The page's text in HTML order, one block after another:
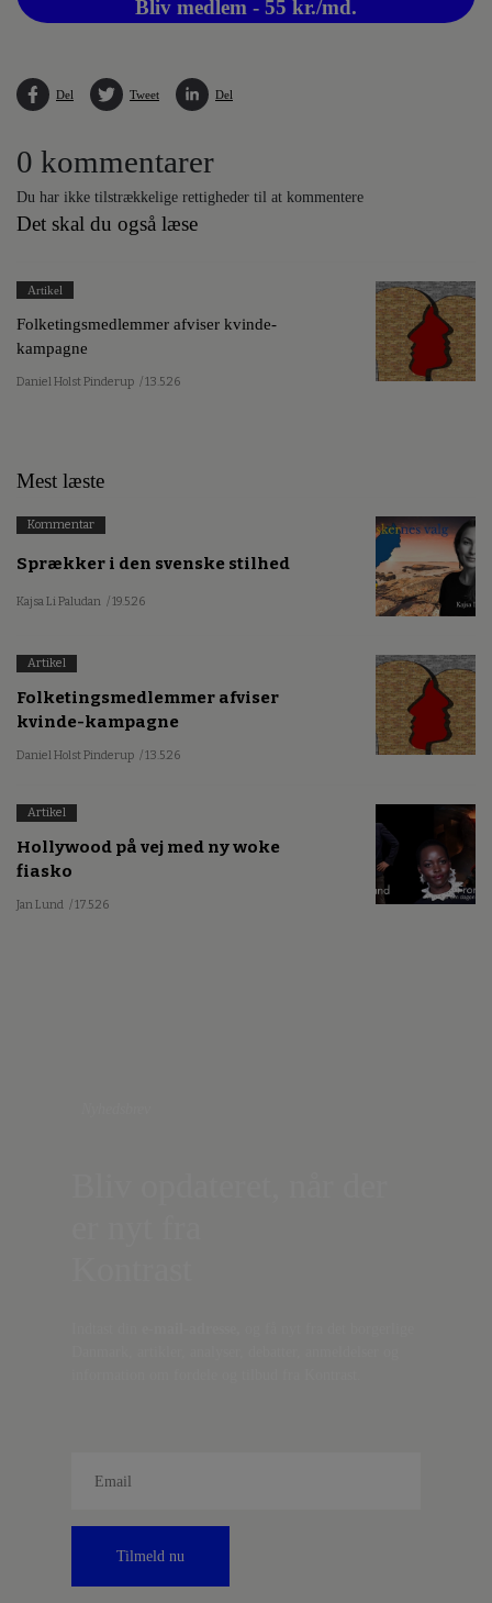
Bliv medlem - 55 kr./md.
Del Tweet Del
0 kommentarer
Du har ikke tilstrækkelige rettigheder til at kommentere
Det skal du også læse
Artikel
Folketingsmedlemmer afviser kvinde-
kampagne
Daniel Holst Pinderup / 13.5.26
Mest læste
Kommentar
Sprækker i den svenske stilhed
Kajsa Li Paludan / 19.5.26
Artikel
Folketingsmedlemmer afviser
kvinde-kampagne
Daniel Holst Pinderup / 13.5.26
Artikel
Hollywood på vej med ny woke
fiasko
Jan Lund / 17.5.26
Tilmeld nu